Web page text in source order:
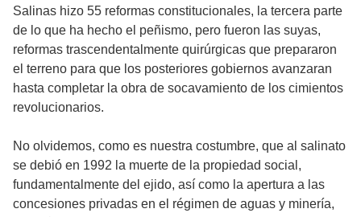
Salinas hizo 55 reformas constitucionales, la tercera parte
de lo que ha hecho el peñismo, pero fueron las suyas,
reformas trascendentalmente quirúrgicas que prepararon
el terreno para que los posteriores gobiernos avanzaran
hasta completar la obra de socavamiento de los cimientos
revolucionarios.
No olvidemos, como es nuestra costumbre, que al salinato
se debió en 1992 la muerte de la propiedad social,
fundamentalmente del ejido, así como la apertura a las
concesiones privadas en el régimen de aguas y minería,